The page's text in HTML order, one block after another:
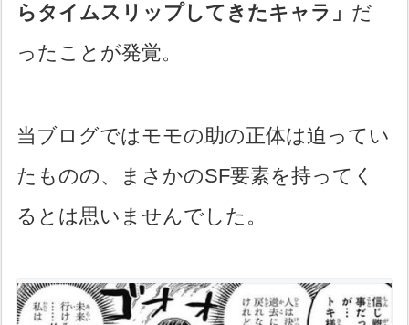
らタイムスリップしてきたキャラ」 だ
ったことが発覚。
当ブログではモモの助の正体は迫ってい
たものの、まさかのSF要素を持ってく
るとは思いませんでした。